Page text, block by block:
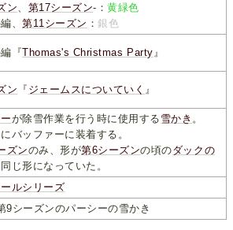
ン 第17シーズン-：黄緑色
、第11シーズン ：銀色
『Thomas's Christmas Party 』
ン 『 ジェームスについていく 』
が除雪作業を行う時に使用する 雪かき 。
バッファーに装着する。
ズンのみ、形が第6シーズンの頃のダックの
同じ形になっていた。
ルシリーズ